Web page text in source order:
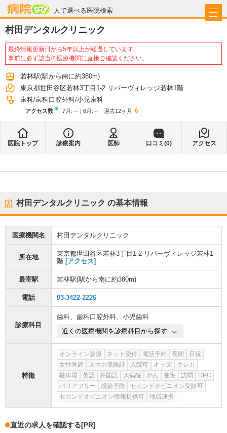
人で選べる医院検索
病院なび
村田デンタルクリニック
最終情報更新日から5年以上が経過しています。
事前に必ず該当の医療機関に直接ご確認ください。
若林駅(駅から南に約380m)
東京都世田谷区若林3丁目1-2 リバーヴィレッジ若林1階
歯科 歯科口腔外科 小児歯科
アクセス数※ 7月 : -- 6月 : -- 過去12ヶ月: 6
医院トップ 診療案内 医師 口コミ(0) アクセス
村田デンタルクリニック の基本情報
医療機関名 村田デンタルクリニック
所在地
東京都世田谷区若林3丁目1-2 リバーヴィレッジ若林1
階 [アクセス]
最寄駅 若林駅(駅から南に約380m)
電話 03-3422-2226
診療科目
歯科、 歯科口腔外科、 小児歯科
近くの医療機関を診療科目から探す
特徴
オンライン診療 ネット受付 電話予約 夜間
日祝
女性医師
スマホ保険証 入院可 キッズ
クレカ
駐車場
英語 外国語 大病院 がん 在宅 訪問
DPC
バリアフリー
感染予防
セカンドオピニオン受診可
セカンドオピニオン情報提供可
地域連携
直近の求人を確認する[PR]